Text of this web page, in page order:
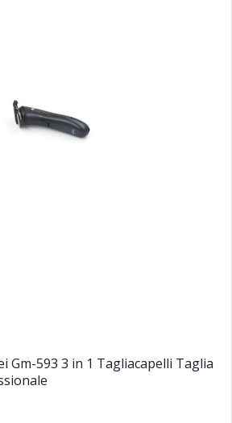
Gm-593 3 in 1 Tagliacapelli Taglia